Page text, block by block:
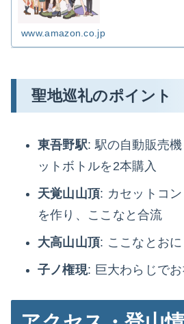
www.amazon.co.jp
聖地巡礼のポイント
東吾野駅: 駅の自動販売
ットボトルを2本購入
天覚山山頂: カセットコ
を作り、ここなと合流
大高山山頂: ここなとお
子ノ権現: 巨大わらじでお